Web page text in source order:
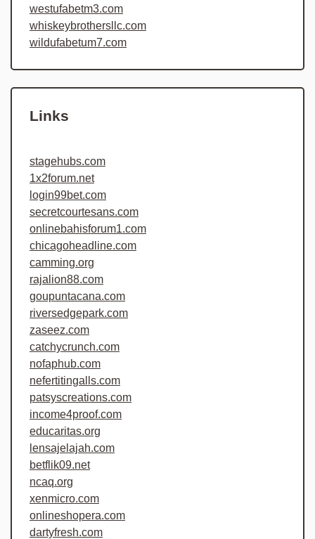
westufabetm3.com
whiskeybrothersllc.com
wildufabetum7.com
Links
stagehubs.com
1x2forum.net
login99bet.com
secretcourtesans.com
onlinebahisforum1.com
chicagoheadline.com
camming.org
rajalion88.com
goupuntacana.com
riversedgepark.com
zaseez.com
catchycrunch.com
nofaphub.com
nefertitingalls.com
patsyscreations.com
income4proof.com
educaritas.org
lensajelajah.com
betflik09.net
ncaq.org
xenmicro.com
onlineshopera.com
dartyfresh.com